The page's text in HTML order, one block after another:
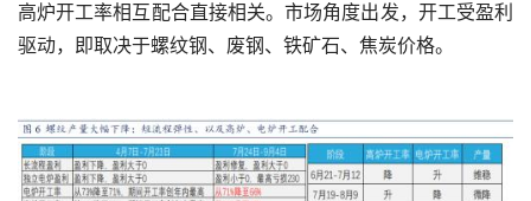
高炉开工率相互配合直接相关。市场角度出发，开工受盈利
驱动，即取决于螺纹钢、废钢、铁矿石、焦炭价格。